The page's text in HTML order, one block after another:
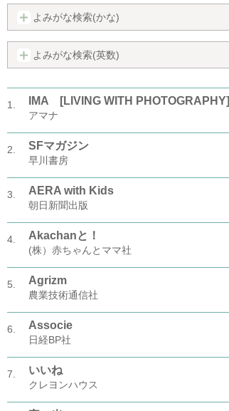
よみがな検索(かな)
よみがな検索(英数)
1. IMA [LIVING WITH PHOTOGRAPHY]
アマナ
2. SFマガジン
早川書房
3. AERA with Kids
朝日新聞出版
4. Akachanと！
(株）赤ちゃんとママ社
5. Agrizm
農業技術通信社
6. Associe
日経BP社
7. いいね
クレヨンハウス